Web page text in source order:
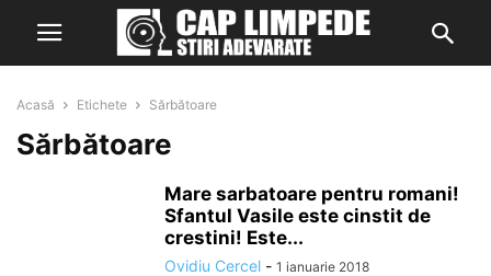
Acasă Etichete Sărbătoare
Sărbătoare
Mare sarbatoare pentru romani!
Sfantul Vasile este cinstit de
crestini! Este...
Ovidiu Cercel - 1 ianuarie 2018